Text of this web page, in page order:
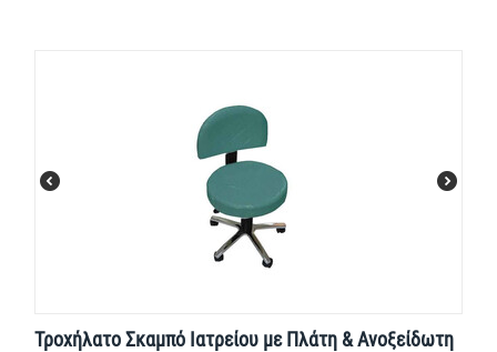
Τροχήλατο Σκαμπό Ιατρείου με Πλάτη & Ανοξείδωτη